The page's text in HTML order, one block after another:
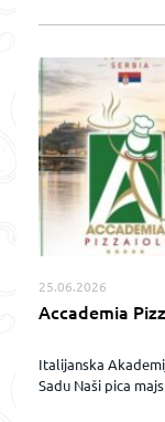
25.06.2026
Accademia
Italijanska
Sadu Naši pica